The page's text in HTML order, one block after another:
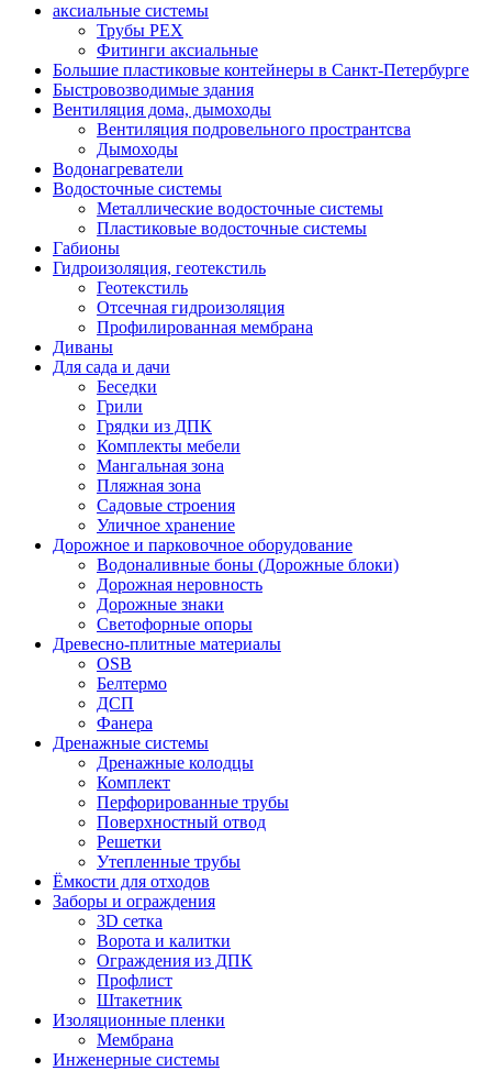
аксиальные системы
Трубы PEX
Фитинги аксиальные
Большие пластиковые контейнеры в Санкт-Петербурге
Быстровозводимые здания
Вентиляция дома, дымоходы
Вентиляция подровельного пространтсва
Дымоходы
Водонагреватели
Водосточные системы
Металлические водосточные системы
Пластиковые водосточные системы
Габионы
Гидроизоляция, геотекстиль
Геотекстиль
Отсечная гидроизоляция
Профилированная мембрана
Диваны
Для сада и дачи
Беседки
Грили
Грядки из ДПК
Комплекты мебели
Мангальная зона
Пляжная зона
Садовые строения
Уличное хранение
Дорожное и парковочное оборудование
Водоналивные боны (Дорожные блоки)
Дорожная неровность
Дорожные знаки
Светофорные опоры
Древесно-плитные материалы
OSB
Белтермо
ДСП
Фанера
Дренажные системы
Дренажные колодцы
Комплект
Перфорированные трубы
Поверхностный отвод
Решетки
Утепленные трубы
Ёмкости для отходов
Заборы и ограждения
3D сетка
Ворота и калитки
Ограждения из ДПК
Профлист
Штакетник
Изоляционные пленки
Мембрана
Инженерные системы